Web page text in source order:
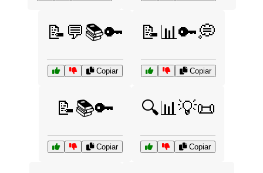
📝💬📚🔑
Copiar
📝📊🔑💭
Copiar
📝📚🔑
Copiar
🔍📊💡📜
Copiar